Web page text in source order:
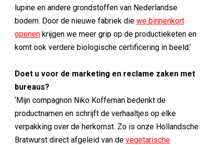
lupine en andere grondstoffen van Nederlandse
bodem. Door de nieuwe fabriek die we binnenkort
openen krijgen we meer grip op de productieketen en
komt ook verdere biologische certificering in beeld.’
Doet u voor de marketing en reclame zaken met
bureaus?
‘Mijn compagnon Niko Koffeman bedenkt de
productnamen en schrijft de verhaaltjes op elke
verpakking over de herkomst. Zo is onze Hollandsche
Bratwurst direct afgeleid van de vegetarische